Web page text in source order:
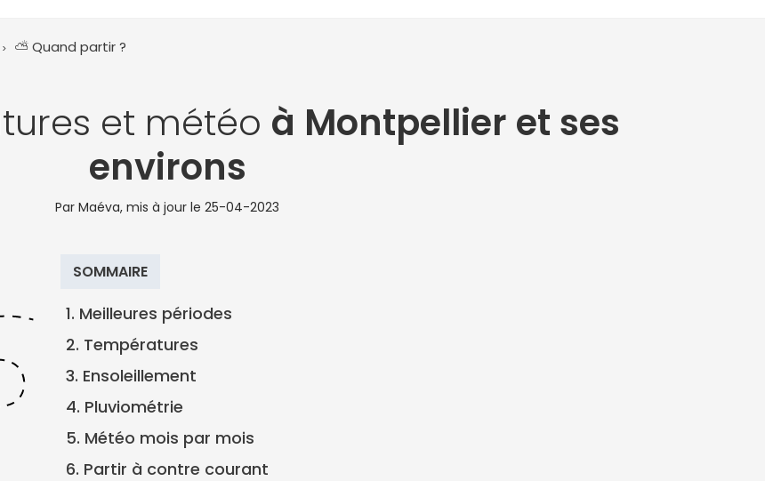
⛅ Quand partir ?
et météo à Montpellier et ses
environs
Par Maéva, mis à jour le 25-04-2023
SOMMAIRE
1. Meilleures périodes
2. Températures
3. Ensoleillement
4. Pluviométrie
5. Météo mois par mois
6. Partir à contre courant